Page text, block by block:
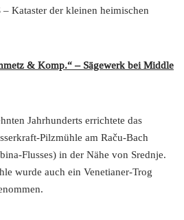
Kataster der kleinen heimischen
& Komp.“ – Sägewerk bei Middle
Jahrhunderts errichtete das
Pilzmühle am Raču-Bach
Flusses) in der Nähe von Srednje.
wurde auch ein Venetianer-Trog